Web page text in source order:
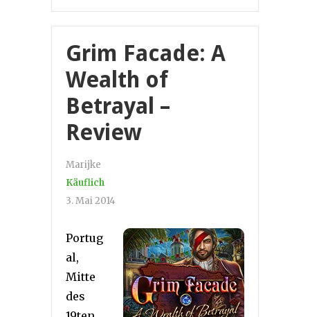
Grim Facade: A
Wealth of
Betrayal –
Review
Marijke
Käuflich
3. Mai 2014
Portug
al,
Mitte
des